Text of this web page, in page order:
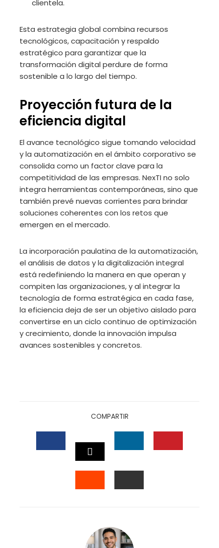
clientela.
Esta estrategia global combina recursos
tecnológicos, capacitación y respaldo
estratégico para garantizar que la
transformación digital perdure de forma
sostenible a lo largo del tiempo.
Proyección futura de la
eficiencia digital
El avance tecnológico sigue tomando velocidad
y la automatización en el ámbito corporativo se
consolida como un factor clave para la
competitividad de las empresas. NexTI no solo
integra herramientas contemporáneas, sino que
también prevé nuevas corrientes para brindar
soluciones coherentes con los retos que
emergen en el mercado.
La incorporación paulatina de la automatización,
el análisis de datos y la digitalización integral
está redefiniendo la manera en que operan y
compiten las organizaciones, y al integrar la
tecnología de forma estratégica en cada fase,
la eficiencia deja de ser un objetivo aislado para
convertirse en un ciclo continuo de optimización
y crecimiento, donde la innovación impulsa
avances sostenibles y concretos.
COMPARTIR
FACEBOOK
TWITTER